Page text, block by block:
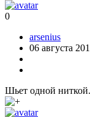
0
arsenius
06 августа
Шьет одной ниткой.